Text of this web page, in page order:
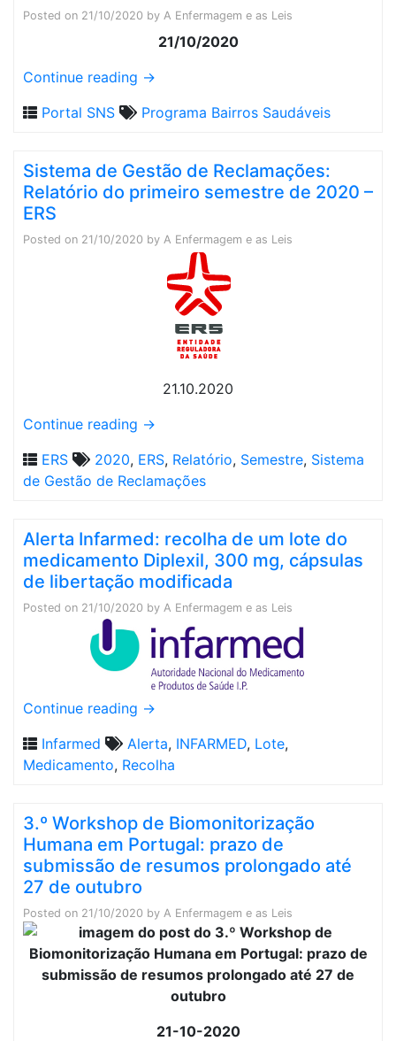
Posted on 21/10/2020 by A Enfermagem e as Leis
21/10/2020
Continue reading →
Portal SNS
Programa Bairros Saudáveis
Sistema de Gestão de Reclamações:
Relatório do primeiro semestre de 2020 –
ERS
Posted on 21/10/2020 by A Enfermagem e as Leis
21.10.2020
Continue reading →
ERS
2020, ERS, Relatório, Semestre, Sistema
de Gestão de Reclamações
Alerta Infarmed: recolha de um lote do
medicamento Diplexil, 300 mg, cápsulas
de libertação modificada
Posted on 21/10/2020 by A Enfermagem e as Leis
Continue reading →
Infarmed
Alerta, INFARMED, Lote,
Medicamento, Recolha
3.º Workshop de Biomonitorização
Humana em Portugal: prazo de
submissão de resumos prolongado até
27 de outubro
Posted on 21/10/2020 by A Enfermagem e as Leis
21-10-2020